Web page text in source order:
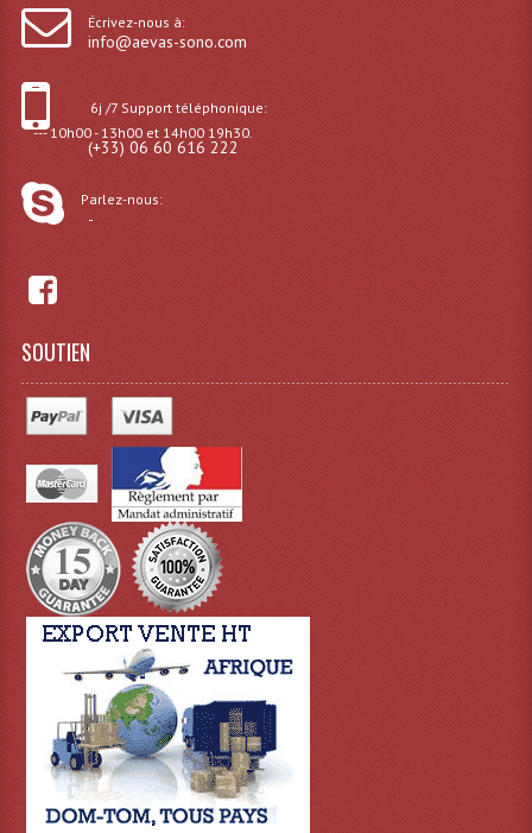
Ampoules - Tubes Lumière Noire Black Gun
Lampes À Décharges
Lampes Théatre
Les Packs Light
Panneaux, Piste Danse À Leds
Projecteur De Gobo
Projecteur Extérieur Multifaisceaux
Écrivez-nous à:
info@aevas-sono.com
6j /7 Support téléphonique:
--- 10h00 - 13h00 et 14h00 19h30.
(+33) 06 60 616 222
Parlez-nous:
-
SOUTIEN